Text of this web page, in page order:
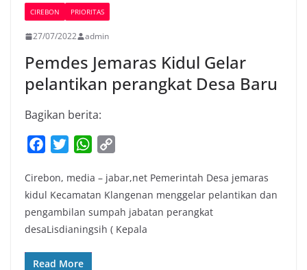
CIREBON PRIORITAS
27/07/2022 admin
Pemdes Jemaras Kidul Gelar
pelantikan perangkat Desa Baru
Bagikan berita:
c
e
b
o
o
i
t
t
e
r
W
a
t
s
A
p
y
L
i
Cirebon, media – jabar,net Pemerintah Desa jemaras
kidul Kecamatan Klangenan menggelar pelantikan dan
pengambilan sumpah jabatan perangkat
desaLisdianingsih ( Kepala
Read More